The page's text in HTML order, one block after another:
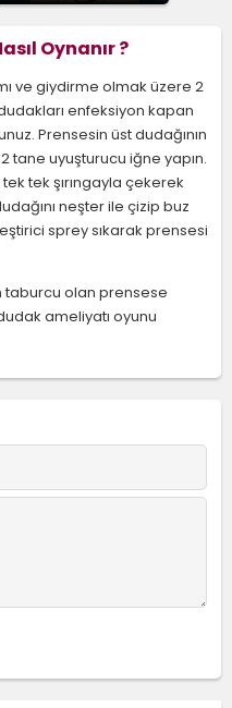
Oynanır ?
ve giydirme olmak üzere 2
enfeksiyon kapan
Prensesin üst dudağının
tane uyuşturucu iğne yapın.
tek şırıngayla çekerek
neşter ile çizip buz
sprey sıkarak prensesi
olan prensese
ameliyatı oyunu